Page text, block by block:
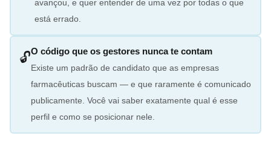
avançou, e quer entender de uma vez por todas o que
está errado.
🔓O código que os gestores nunca te contam
Existe um padrão de candidato que as empresas
farmacêuticas buscam — e que raramente é comunicado
publicamente. Você vai saber exatamente qual é esse
perfil e como se posicionar nele.